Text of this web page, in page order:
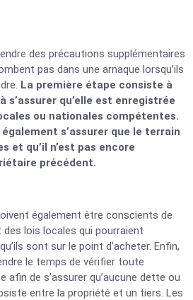
des précautions supplémentaires
pas dans une arnaque lorsqu’ils
La première étape consiste à
qu’elle est enregistrée
ou nationales compétentes.
s’assurer que le terrain
et qu’il n’est pas encore
précédent.
également être conscients de
lois locales qui pourraient
sont sur le point d’acheter. Enfin,
le temps de vérifier toute
de s’assurer qu’aucune dette ou
entre la propriété et un tiers. Les